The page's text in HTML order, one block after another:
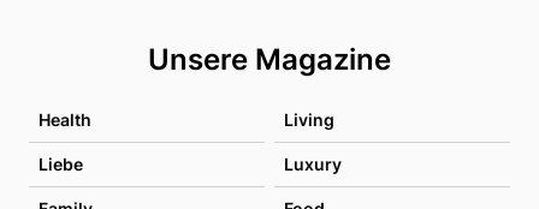
Unsere Magazine
Health Living
Liebe Luxury